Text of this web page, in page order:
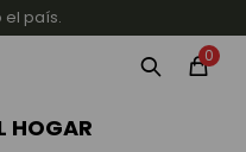
el país.
0
HOGAR